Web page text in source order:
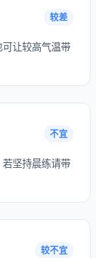
较差
让较高气温带
不宜
坚持晨练请带
较不宜